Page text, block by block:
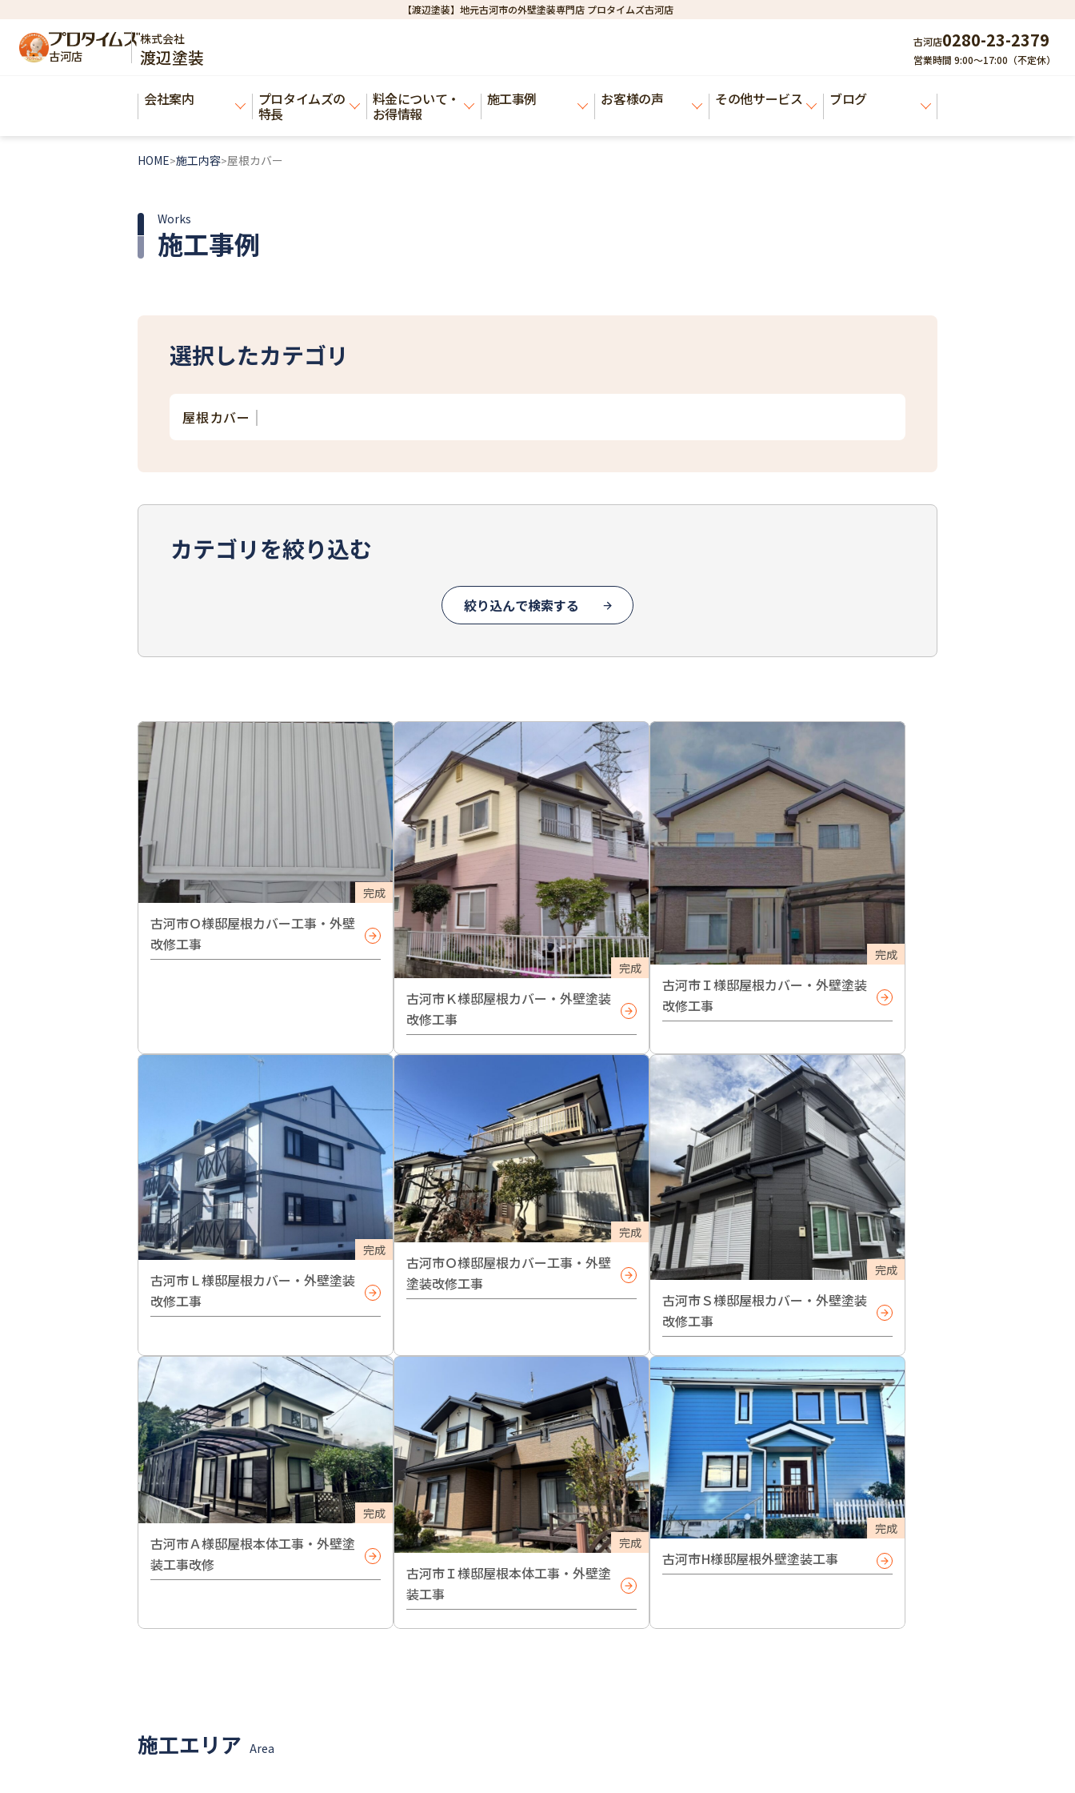
【渡辺塗装】地元古河市の外壁塗装専門店 プロタイムズ古河店
古河店
株式会社
渡辺塗装
古河店0280-23-2379
営業時間 9:00～17:00（不定休）
会社案内 プロタイムズの
特長
料金について・
お得情報
施工事例 お客様の声 その他サービス ブログ
HOME>施工内容>屋根カバー
施工事例
Works
選択したカテゴリ
屋根カバー
カテゴリを絞り込む
絞り込んで検索する
完成
古河市Ｏ様邸屋根カバー工事・外壁
改修工事
完成
古河市Ｋ様邸屋根カバー・外壁塗装
改修工事
完成
古河市Ｉ様邸屋根カバー・外壁塗装
改修工事
完成
古河市Ｌ様邸屋根カバー・外壁塗装
改修工事
完成
古河市Ｏ様邸屋根カバー工事・外壁
塗装改修工事
完成
古河市Ｓ様邸屋根カバー・外壁塗装
改修工事
完成
古河市Ａ様邸屋根本体工事・外壁塗
装工事改修
完成
古河市Ｉ様邸屋根本体工事・外壁塗
装工事
完成
古河市H様邸屋根外壁塗装工事
施工エリア Area